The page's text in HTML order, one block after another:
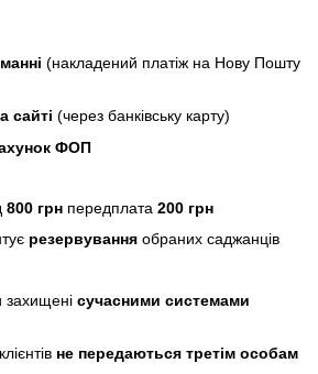
(накладений платіж на Нову Пошту
сайті (через банківську карту)
ФОП
800 грн передплата 200 грн
резервування обраних саджанців
захищені сучасними системами
не передаються третім особам